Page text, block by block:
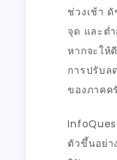
ช่วงเช้า
จุด และต่
หากจะให้
การปรับล
ของภาคค
ตัวขึ้นอย่า